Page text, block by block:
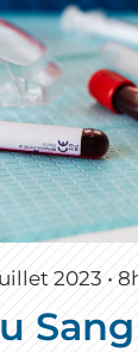
2023 •
Sang